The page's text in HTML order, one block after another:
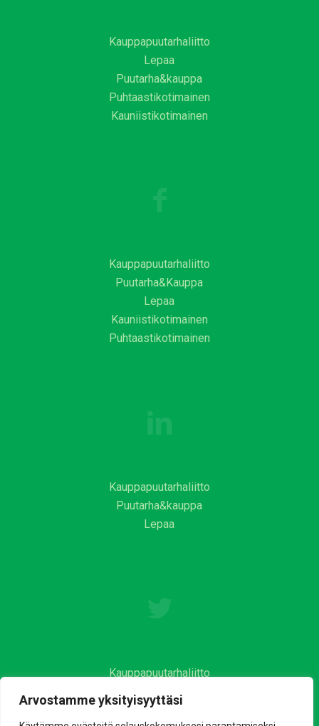
Arvostamme yksityisyyttäsi
Kauppapuutarhaliitto
Lepaa
Puutarha&kauppa
Puhtaastikotimainen
Kauniistikotimainen
Kauppapuutarhaliitto
Puutarha&Kauppa
Lepaa
Kauniistikotimainen
Puhtaastikotimainen
Kauppapuutarhaliitto
Puutarha&kauppa
Lepaa
Kauppapuutarhaliitto